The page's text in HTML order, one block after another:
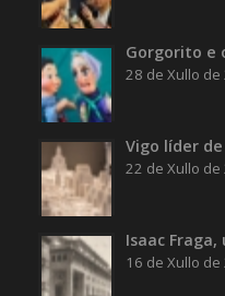
Gorgorito e
28 de Xullo de
Vigo líder
22 de Xullo de
Isaac
16 de Xullo